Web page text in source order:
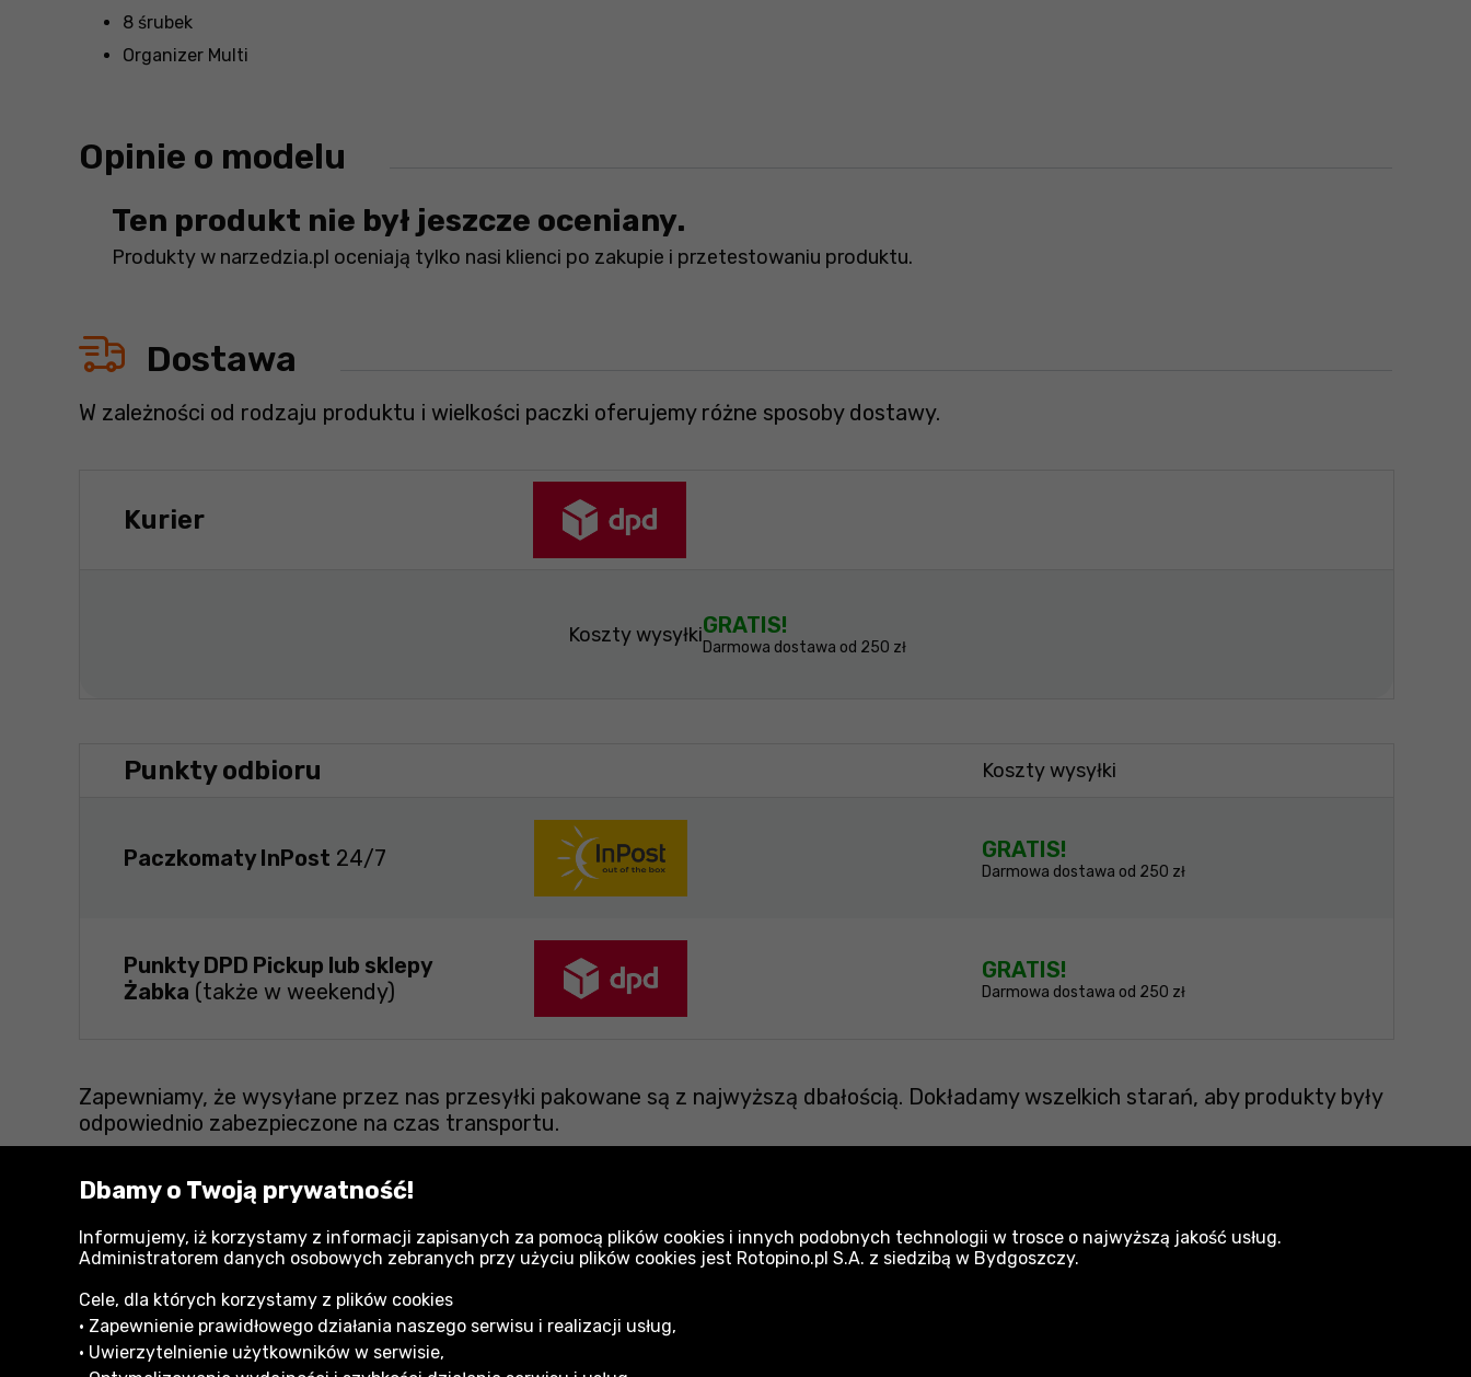
8 śrubek
Organizer Multi
Opinie o modelu
Ten produkt nie był jeszcze oceniany.
Produkty w narzedzia.pl oceniają tylko nasi klienci po zakupie i przetestowaniu produktu.
Dostawa
W zależności od rodzaju produktu i wielkości paczki oferujemy różne sposoby dostawy.
Kurier
Koszty wysyłkiGRATIS!
Darmowa dostawa od 250 zł
Punkty odbioru Koszty wysyłki
Paczkomaty InPost 24/7 GRATIS!
Darmowa dostawa od 250 zł
Punkty DPD Pickup lub sklepy
Żabka (także w weekendy)
GRATIS!
Darmowa dostawa od 250 zł
Zapewniamy, że wysyłane przez nas przesyłki pakowane są z najwyższą dbałością. Dokładamy wszelkich starań, aby produkty były
odpowiednio zabezpieczone na czas transportu.
Zobacz również:
Skrzynki, torby i organizery narzędziowe Qbrick Narzędzia Qbrick Skrzynki narzędziowe Qbrick
Dbamy o Twoją prywatność!
Informujemy, iż korzystamy z informacji zapisanych za pomocą plików cookies i innych podobnych technologii w trosce o najwyższą jakość usług.
Administratorem danych osobowych zebranych przy użyciu plików cookies jest Rotopino.pl S.A. z siedzibą w Bydgoszczy.
Cele, dla których korzystamy z plików cookies
• Zapewnienie prawidłowego działania naszego serwisu i realizacji usług,
• Uwierzytelnienie użytkowników w serwisie,